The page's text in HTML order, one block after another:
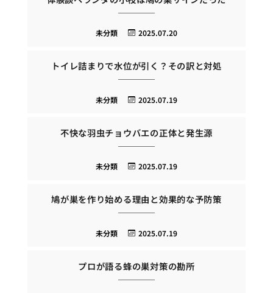
2025.07.20
未分類
トイレ詰まりで水位が引く？その訳と対処
2025.07.19
未分類
不快な羽虫チョウバエの正体と発生源
2025.07.19
未分類
鳩が巣を作り始める理由と効果的な予防策
2025.07.19
未分類
プロが語る蜂の巣対策の勘所